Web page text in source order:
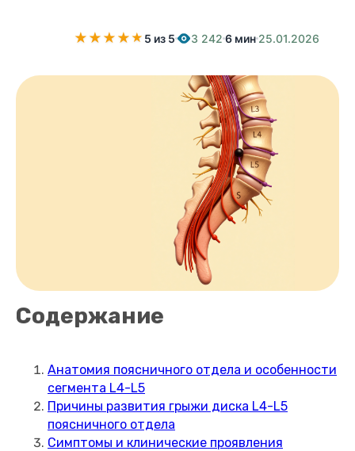
★ ★ ★ ★★
★ 5 из 5 3 242 6 мин25.01.2026
Содержание
Анатомия поясничного отдела и особенности
сегмента L4-L5
Причины развития грыжи диска L4-L5
поясничного отдела
Симптомы и клинические проявления